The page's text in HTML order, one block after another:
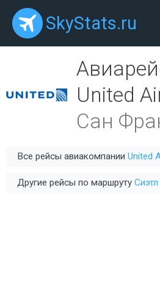
SkyStats.ru
United
Сан
Все рейсы авиакомпании United
Другие рейсы по маршруту